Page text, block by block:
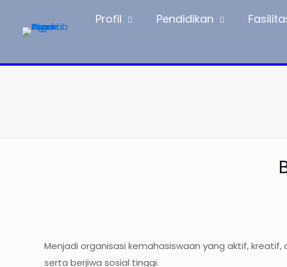
Profil Pendidikan
Menjadi organisasi kemahasiswaan yang aktif,
serta berjiwa sosial tinggi.